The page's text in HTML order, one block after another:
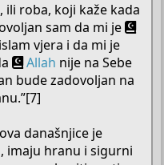
ili roba, koji kaže kada
sam da mi je
vjera i da mi je
Allah nije na Sebe
bude zadovoljan na
današnjice je
imaju hranu i sigurni